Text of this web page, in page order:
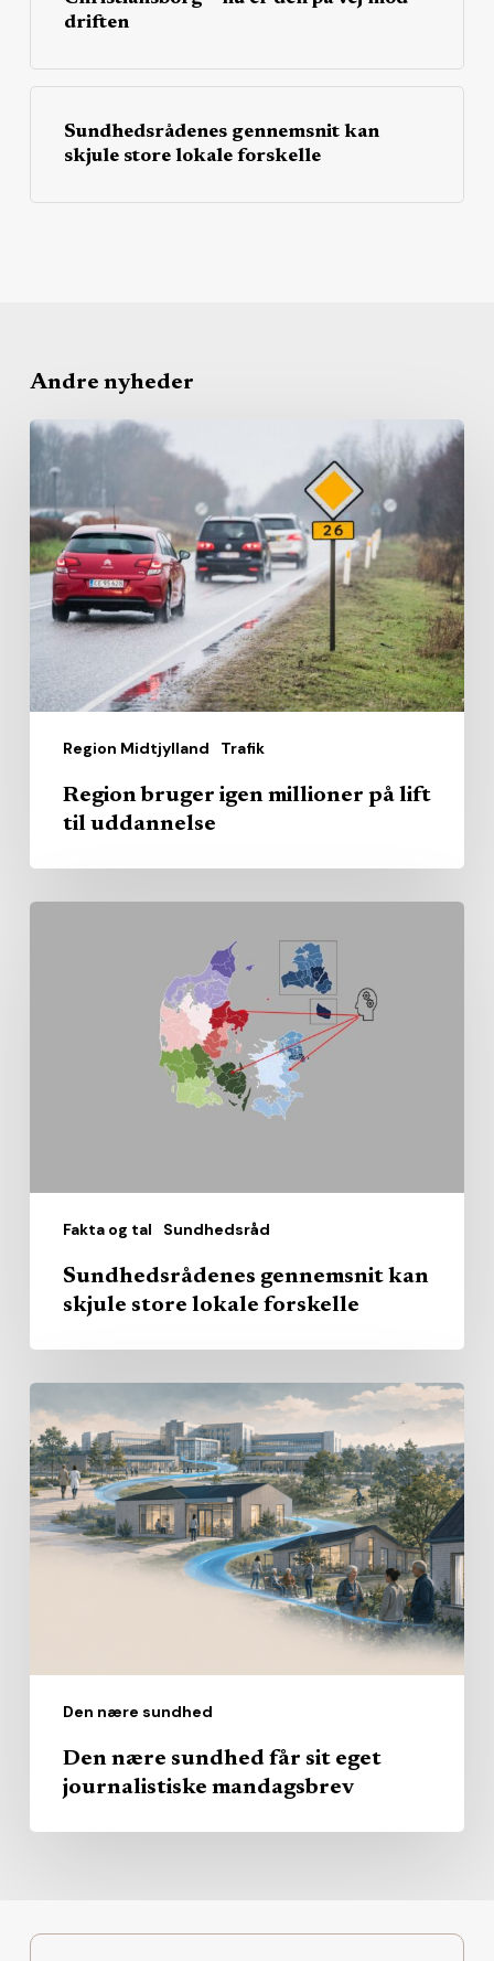
driften
Sundhedsrådenes gennemsnit kan
skjule store lokale forskelle
Andre nyheder
Region Midtjylland Trafik
Region
bruger
millioner
på
Region bruger igen millioner på lift
til uddannelse
Fakta og tal Sundhedsråd
Sundhedsrådenes gennemsnit kan
skjule store lokale forskelle
Den nære sundhed
nære
sundhed
får
sit
Den nære sundhed får sit eget
journalistiske mandagsbrev